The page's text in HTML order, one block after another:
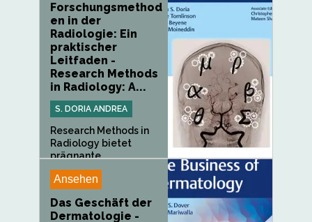
Forschungsmethod
en in der
Radiologie: Ein
praktischer
Leitfaden -
Research Methods
in Radiology: A...
S. DORIA ANDREA
Research Methods in
Radiology bietet
prägnante,...
Ansehen
Das Geschäft der
Dermatologie -